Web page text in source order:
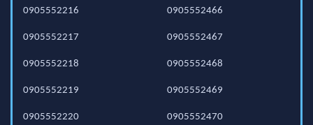
0905552216
0905552217
0905552218
0905552219
0905552220
0905552466
0905552467
0905552468
0905552469
0905552470